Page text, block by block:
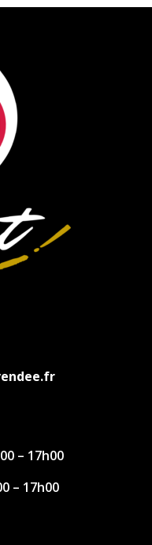
– 17h00
– 17h00